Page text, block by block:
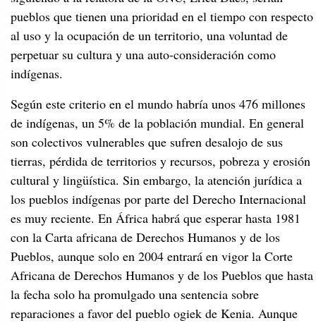
pueblos que tienen una prioridad en el tiempo con respecto
al uso y la ocupación de un territorio, una voluntad de
perpetuar su cultura y una auto-consideración como
indígenas.
Según este criterio en el mundo habría unos 476 millones
de indígenas, un 5% de la población mundial. En general
son colectivos vulnerables que sufren desalojo de sus
tierras, pérdida de territorios y recursos, pobreza y erosión
cultural y lingüística. Sin embargo, la atención jurídica a
los pueblos indígenas por parte del Derecho Internacional
es muy reciente. En África habrá que esperar hasta 1981
con la Carta africana de Derechos Humanos y de los
Pueblos, aunque solo en 2004 entrará en vigor la Corte
Africana de Derechos Humanos y de los Pueblos que hasta
la fecha solo ha promulgado una sentencia sobre
reparaciones a favor del pueblo ogiek de Kenia. Aunque